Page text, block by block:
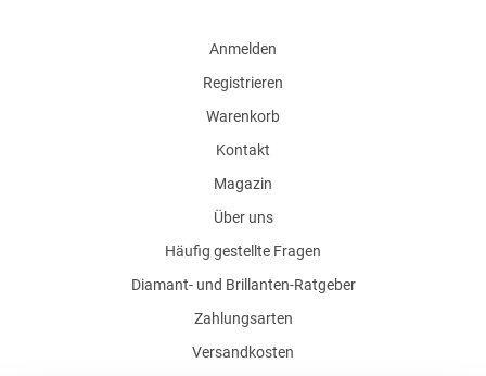
Anmelden
Registrieren
Warenkorb
Kontakt
Magazin
Über uns
Häufig gestellte Fragen
Diamant- und Brillanten-Ratgeber
Zahlungsarten
Versandkosten